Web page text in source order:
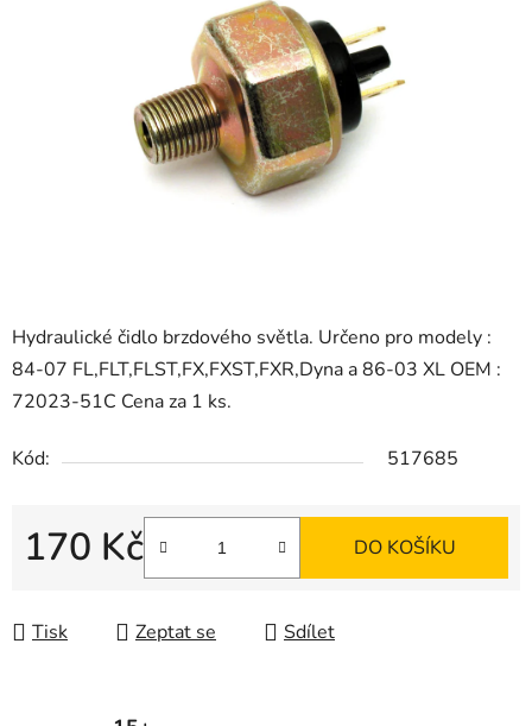
Hydraulické čidlo brzdového světla. Určeno pro modely :
84-07 FL,FLT,FLST,FX,FXST,FXR,Dyna a 86-03 XL OEM :
72023-51C Cena za 1 ks.
Kód: 517685
170 Kč DO KOŠÍKU
Tisk Zeptat se Sdílet